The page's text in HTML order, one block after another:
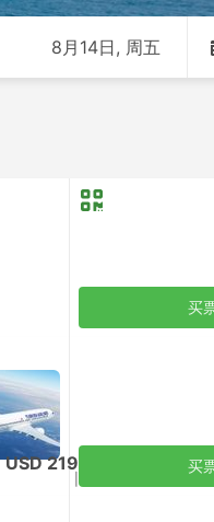
8月14日, 周五
买
USD 219 买